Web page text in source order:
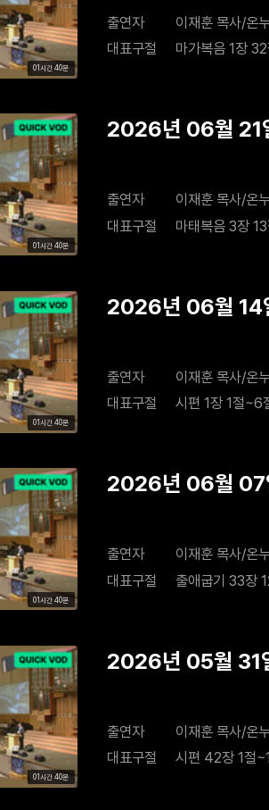
01시간 40분
출연자
이재훈 목사/온
대표구절
마가복음 1장
01시간 40분
2026년 06월 21
출연자
이재훈 목사/온
대표구절
마태복음 3장
01시간 40분
2026년 06월 14
출연자
이재훈 목사/온
대표구절
시편 1장 1절~6
01시간 40분
2026년 06월 07
출연자
이재훈 목사/온
대표구절
출애굽기 33장
01시간 40분
2026년 05월 31
출연자
이재훈 목사/온
대표구절
시편 42장 1절